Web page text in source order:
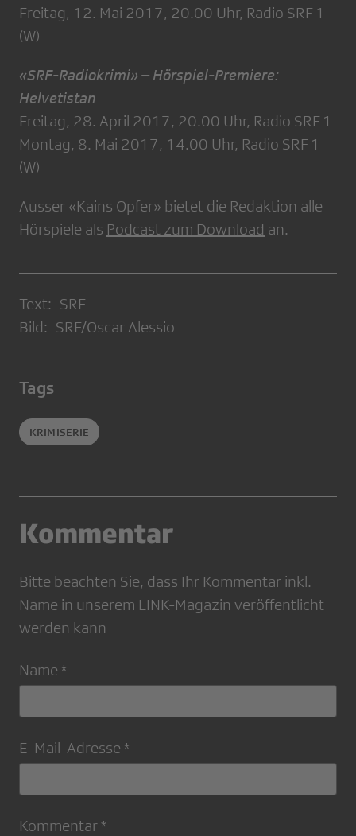
Freitag, 12. Mai 2017, 20.00 Uhr, Radio SRF 1
(W)
«SRF-Radiokrimi» – Hörspiel-Premiere:
Helvetistan
Freitag, 28. April 2017, 20.00 Uhr, Radio SRF 1
Montag, 8. Mai 2017, 14.00 Uhr, Radio SRF 1
(W)
Ausser «Kains Opfer» bietet die Redaktion alle
Hörspiele als Podcast zum Download an.
Text: SRF
Bild: SRF/Oscar Alessio
Tags
KRIMISERIE
Kommentar
Bitte beachten Sie, dass Ihr Kommentar inkl.
Name in unserem LINK-Magazin veröffentlicht
werden kann
Name *
E-Mail-Adresse *
Kommentar *